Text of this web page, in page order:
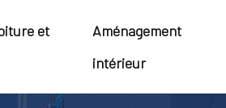
et
Aménagement
intérieur